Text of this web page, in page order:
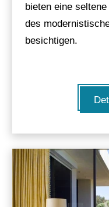
bieten eine
des
besichtigen.